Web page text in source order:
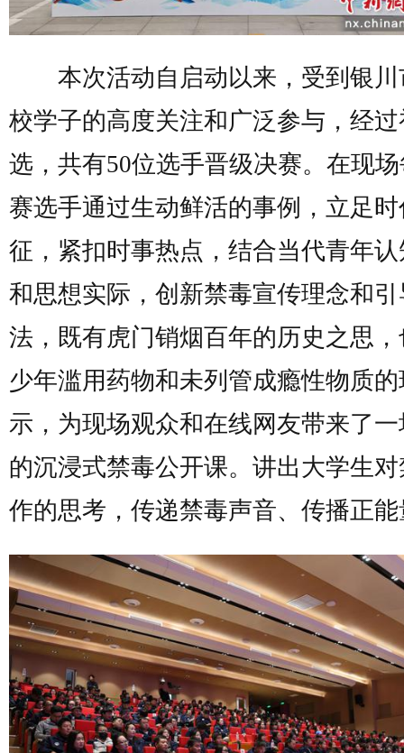
本次活动自启动以来，受到银川
校学子的高度关注和广泛参与，经
选，共有50位选手晋级决赛。在现
赛选手通过生动鲜活的事例，立足
征，紧扣时事热点，结合当代青年
和思想实际，创新禁毒宣传理念和
法，既有虎门销烟百年的历史之思
少年滥用药物和未列管成瘾性物质
示，为现场观众和在线网友带来了
的沉浸式禁毒公开课。讲出大学生
作的思考，传递禁毒声音、传播正